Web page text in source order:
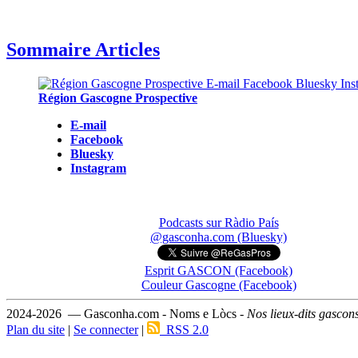
Sommaire Articles
Région Gascogne Prospective
E-mail
Facebook
Bluesky
Instagram
Podcasts sur Ràdio País
@gasconha.com (Bluesky)
Esprit GASCON (Facebook)
Couleur Gascogne (Facebook)
2024-2026 — Gasconha.com - Noms e Lòcs - Nos lieux-dits
Plan du site | Se connecter| RSS 2.0